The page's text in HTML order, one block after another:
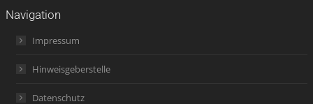
Navigation
Impressum
Hinweisgeberstelle
Datenschutz